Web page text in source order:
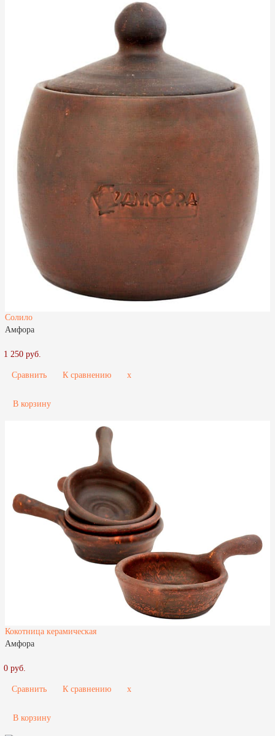
Солило
Амфора
1 250 руб.
Сравнить К сравнению x
В корзину
Кокотница керамическая
Амфора
0 руб.
Сравнить К сравнению x
В корзину